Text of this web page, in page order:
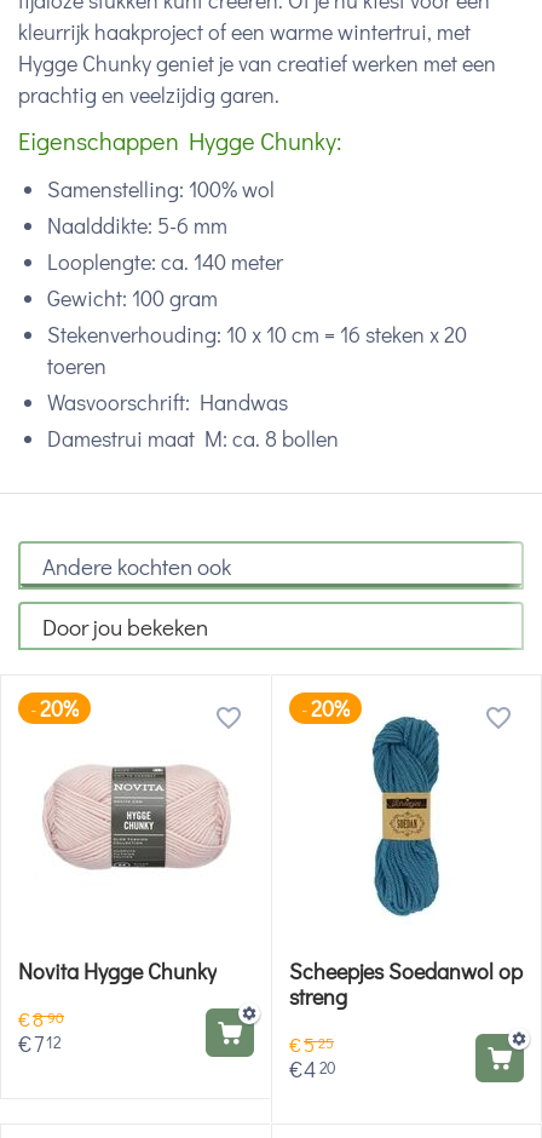
kleurrijk haakproject of een warme wintertrui, met
Hygge Chunky geniet je van creatief werken met een
prachtig en veelzijdig garen.
Eigenschappen Hygge Chunky:
Samenstelling: 100% wol
Naalddikte: 5-6 mm
Looplengte: ca. 140 meter
Gewicht: 100 gram
Stekenverhouding: 10 x 10 cm = 16 steken x 20
toeren
Wasvoorschrift: Handwas
Damestrui maat M: ca. 8 bollen
Andere kochten ook
Door jou bekeken
-20%
Novita Hygge Chunky
€890
€712
-20%
Scheepjes Soedanwol op
streng
€525
€420